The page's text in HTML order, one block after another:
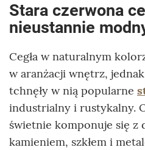
Stara czerwona
nieustannie
Cegła w naturalnym
w aranżacji wnętrz,
tchnęły w nią popularne
industrialny i rustykalny.
świetnie komponuje się z
kamieniem, szkłem i